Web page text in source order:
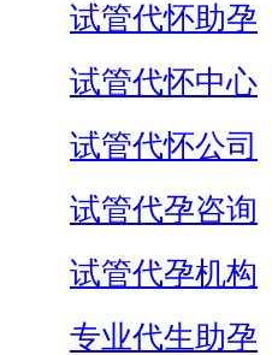
试管代怀助孕
试管代怀中心
试管代怀公司
试管代孕咨询
试管代孕机构
专业代生助孕